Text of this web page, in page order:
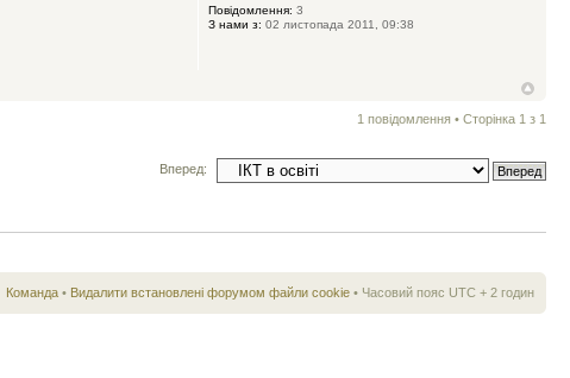
Повідомлення: 3
З нами з: 02 листопада 2011, 09:38
1 повідомлення • Сторінка 1 з 1
Вперед:
Команда • Видалити встановлені форумом файли cookie • Часовий пояс UTC + 2 годин